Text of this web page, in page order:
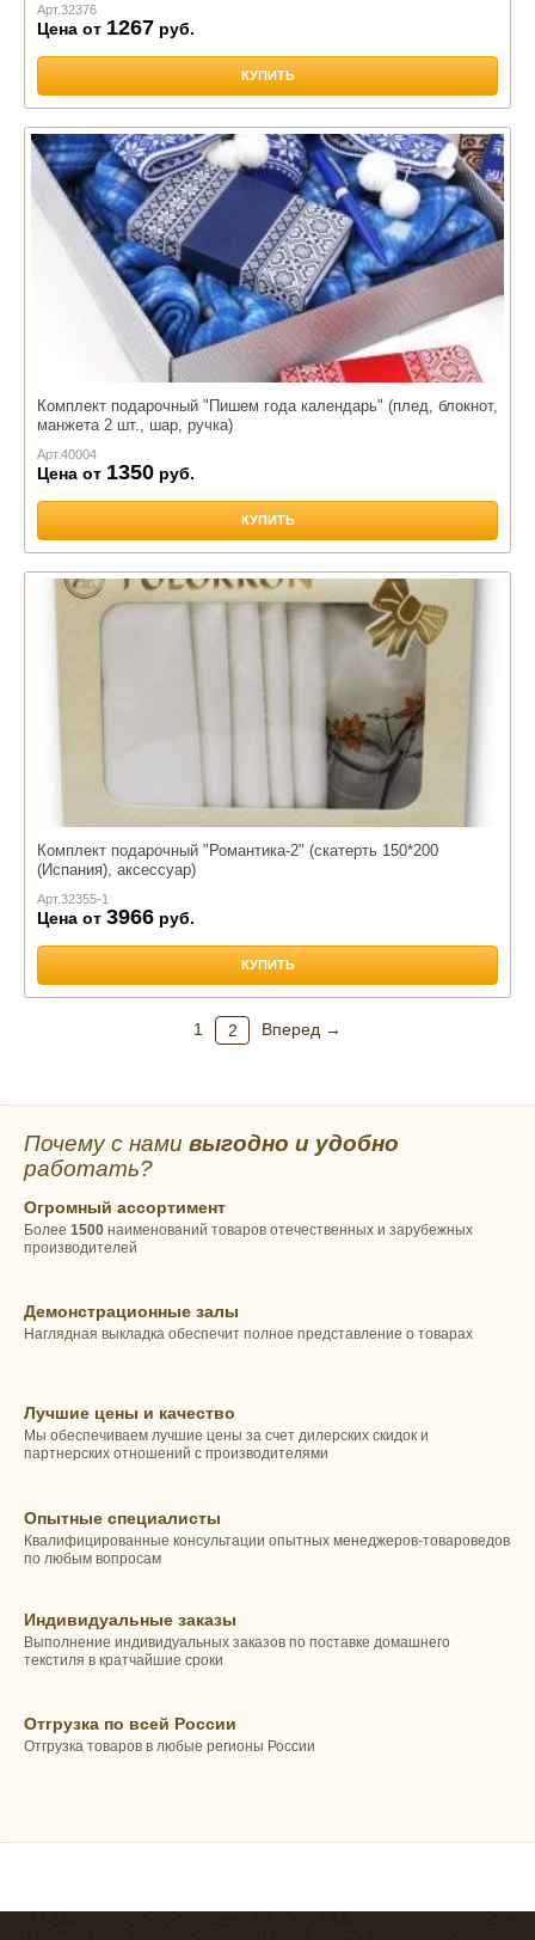
Арт.32376
Цена от 1267 руб.
КУПИТЬ
Комплект подарочный "Пишем года календарь" (плед, блокнот,
манжета 2 шт., шар, ручка)
Арт.40004
Цена от 1350 руб.
КУПИТЬ
Комплект подарочный "Романтика-2" (скатерть 150*200
(Испания), аксессуар)
Арт.32355-1
Цена от 3966 руб.
КУПИТЬ
1 2 Вперед →
Почему с нами выгодно и удобно
работать?
Огромный ассортимент
Более 1500 наименований товаров отечественных и зарубежных
производителей
Демонстрационные залы
Наглядная выкладка обеспечит полное представление о товарах
Лучшие цены и качество
Мы обеспечиваем лучшие цены за счет дилерских скидок и
партнерских отношений с производителями
Опытные специалисты
Квалифицированные консультации опытных менеджеров-товароведов
по любым вопросам
Индивидуальные заказы
Выполнение индивидуальных заказов по поставке домашнего
текстиля в кратчайшие сроки
Отгрузка по всей России
Отгрузка товаров в любые регионы России